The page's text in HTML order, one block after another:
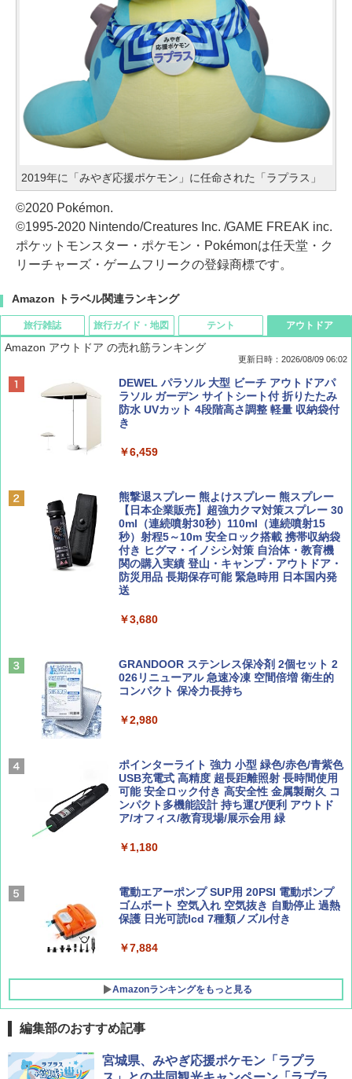
2019年に「みやぎ応援ポケモン」に任命された「ラプラス」
©2020 Pokémon.
©1995-2020 Nintendo/Creatures Inc. /GAME FREAK inc.
ポケットモンスター・ポケモン・Pokémonは任天堂・ク
リーチャーズ・ゲームフリークの登録商標です。
Amazon トラベル関連ランキング
旅行雑誌
BE-PAL(ビ-パル) 2026年 9 月号【特別付録:
SOTO ミニマル"旅"財布 ランダム2種】
￥1,500
誌] (ＤＩＳＮＥＹ ＦＡＮ)
￥713
山と溪谷 2026年8月号「南アルプス大全」
Coyote No.89 特集 星野道夫 夢見る旅
AIRLINE（エアライン）2026年9月号【特
集】ボーイング110周年を祝して！
￥1,760
旅行ガイド・地図
地球の歩き方 スター・ウォーズ
￥2,695
球の歩き方A ヨーロッパ
￥2,479
D40 地球の歩き方 チェンマイ タイ北部の魅
力的な町 2026～2027 地球の歩き方D アジア
￥2,079
A26 地球の歩き方 チェコ ポーランド スロヴ
ァキア 2026～2027 地球の歩き方A ヨーロッ
新しい日本地理 地図・統計・移動から読み
解く (講談社現代新書)
￥1,540
テント
[キャンパーズコレクション 山善] ポップアッ
プテント 傘みたいに広げて畳める パッとサ
ッとサンシェード キューブ フルクローズ メ
ッシュ 簡単設置 ワンタッチテント キャンプ
PYKES PEAK (パイクスピーク) 着替えテン
ト プライバシー テント 【中が透けない】 1
人用 折りたたみ 防災グッズ 災害用トイレ ビ
ーチ ピクニック ポップアップテント 携帯 簡
易 トイレテント (グレー)
￥4,980
500002(88859)
￥5,999
ーティング フルクローズ メッシュ 3-4人用
簡単設置 ポップアップテント エクルベージ
ュ(BC仕様) PATC-150B(EB)
￥9,990
イド ブラックコーティング フルクローズ メ
ッシュ 4人用 簡単設置 ポップアップテント P
ATCW-150B エクルベージュ
￥-
アウトドア
Amazon アウトドア の売れ筋ランキング
更新日時：2026/08/09 06:02
DEWEL パラソル 大型 ビーチ アウトドアパ
ラソル ガーデン サイトシート付 折りたたみ
防水 UVカット 4段階高さ調整 軽量 収納袋付
き
￥6,459
熊撃退スプレー 熊よけスプレー 熊スプレー
【日本企業販売】超強力クマ対策スプレー 30
0ml（連続噴射30秒）110ml（連続噴射15
秒）射程5～10m 安全ロック搭載 携帯収納袋
付き ヒグマ・イノシシ対策 自治体・教育機
関の購入実績 登山・キャンプ・アウトドア・
防災用品 長期保存可能 緊急時用 日本国内発
送
￥3,680
GRANDOOR ステンレス保冷剤 2個セット 2
026リニューアル 急速冷凍 空間倍増 衛生的
コンパクト 保冷力長持ち
￥2,980
ポインターライト 強力 小型 緑色/赤色/青紫色
USB充電式 高精度 超長距離照射 長時間使用
可能 安全ロック付き 高安全性 金属製耐久 コ
ンパクト多機能設計 持ち運び便利 アウトド
ア/オフィス/教育現場/展示会用 緑
￥1,180
電動エアーポンプ SUP用 20PSI 電動ポンプ
ゴムボート 空気入れ 空気抜き 自動停止 過熱
保護 日光可読lcd 7種類ノズル付き
￥7,884
Amazonランキングをもっと見る
編集部のおすすめ記事
宮城県、みやぎ応援ポケモン「ラプラ